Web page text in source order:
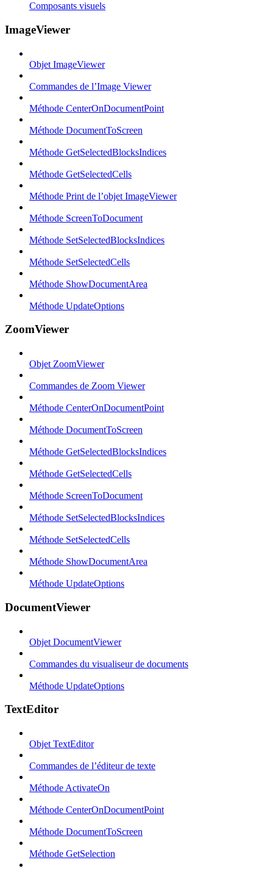
Composants visuels
ImageViewer
Objet ImageViewer
Commandes de l’Image Viewer
Méthode CenterOnDocumentPoint
Méthode DocumentToScreen
Méthode GetSelectedBlocksIndices
Méthode GetSelectedCells
Méthode Print de l’objet ImageViewer
Méthode ScreenToDocument
Méthode SetSelectedBlocksIndices
Méthode SetSelectedCells
Méthode ShowDocumentArea
Méthode UpdateOptions
ZoomViewer
Objet ZoomViewer
Commandes de Zoom Viewer
Méthode CenterOnDocumentPoint
Méthode DocumentToScreen
Méthode GetSelectedBlocksIndices
Méthode GetSelectedCells
Méthode ScreenToDocument
Méthode SetSelectedBlocksIndices
Méthode SetSelectedCells
Méthode ShowDocumentArea
Méthode UpdateOptions
DocumentViewer
Objet DocumentViewer
Commandes du visualiseur de documents
Méthode UpdateOptions
TextEditor
Objet TextEditor
Commandes de l’éditeur de texte
Méthode ActivateOn
Méthode CenterOnDocumentPoint
Méthode DocumentToScreen
Méthode GetSelection